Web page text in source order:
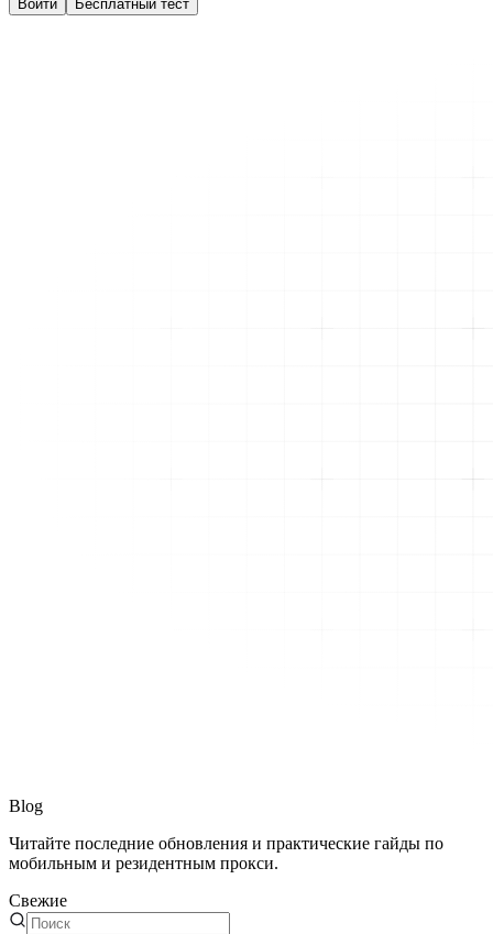
Войти Бесплатный тест
Blog
Читайте последние обновления и практические гайды по
мобильным и резидентным прокси.
Свежие